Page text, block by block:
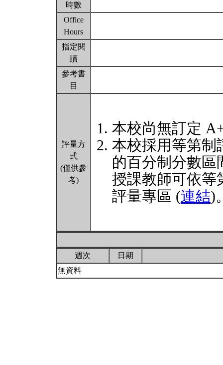
時數
Office
Hours
指定閱
讀
參考書
目
評量方
式
(僅供參
考)
本校尚無訂定
本校採用等第制
的百分制分數區
授課教師可依等
評量專區 (連結)
週次
日期
無資料